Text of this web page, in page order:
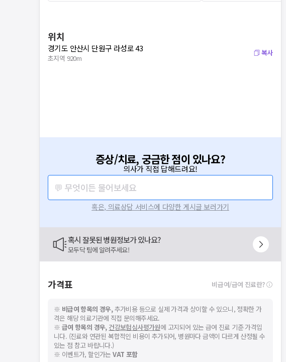
위치
경기도 안산시 단원구 라성로 43
초지역 920m
복사
증상/치료, 궁금한 점이 있나요?
의사가 직접 답해드려요!
💬 무엇이든 물어보세요
혹은, 의료상담 서비스에 다양한 게시글 보러가기
혹시 잘못된 병원정보가 있나요?
모두닥 팀에 알려주세요!
가격표 비급여/급여 진료란?
※ 비급여 항목의 경우,추가비용 등으로 실제 가격과 상이할 수 있으니, 정확한 가
격은 해당 의료기관에 직접 문의해주세요.
※ 급여 항목의 경우, 건강보험심사평가원에 고지되어 있는 급여 진료 기준 가격입
니다. (진료와 연관된 복합적인 비용이 추가되어, 병원마다 금액이 다르게 산정될 수
있는 점 참고 바랍니다.)
※ 이벤트가, 할인가는VAT 포함